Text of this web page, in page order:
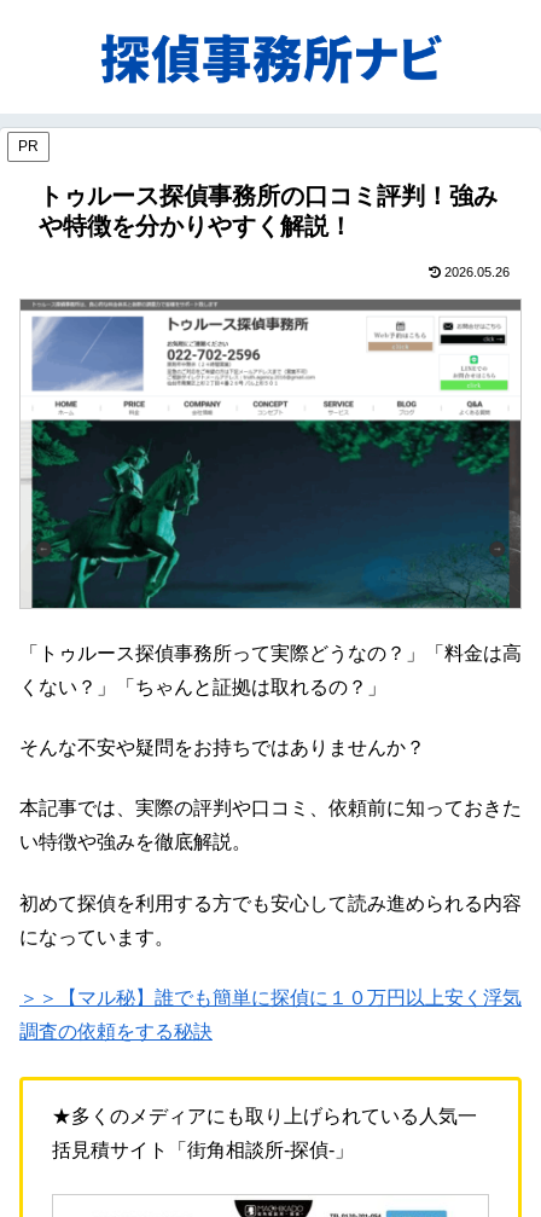
PR
トゥルース探偵事務所の口コミ評判！強み
や特徴を分かりやすく解説！
2026.05.26
「トゥルース探偵事務所って実際どうなの？」「料金は高
くない？」「ちゃんと証拠は取れるの？」
そんな不安や疑問をお持ちではありませんか？
本記事では、実際の評判や口コミ、依頼前に知っておきた
い特徴や強みを徹底解説。
初めて探偵を利用する方でも安心して読み進められる内容
になっています。
＞＞【マル秘】誰でも簡単に探偵に１０万円以上安く浮気
調査の依頼をする秘訣
★多くのメディアにも取り上げられている人気一
括見積サイト「街角相談所-探偵-」